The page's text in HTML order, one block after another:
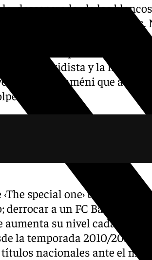
la ‹desesperada› de los
tras dos años sin títulos.
debe redirigir el rumbo
algunos expertos. Es un
madridista y la más
y Tchouaméni que
en la cabeza.
‹The special one› trabaje sin
derrocar a un FC Barcelona
aumenta su nivel cada
la temporada 2010/2011
títulos nacionales ante el